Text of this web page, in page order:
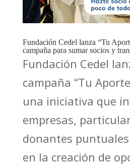
Fundación Cedel lanza “Tu
campaña para sumar socios y
Fundación Cedel
campaña “Tu
una iniciativa que
empresas,
donantes
en la creación de